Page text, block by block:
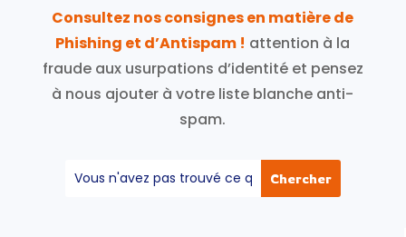
Consultez nos consignes en matière de
Phishing et d’Antispam ! attention à la
fraude aux usurpations d’identité et pensez
à nous ajouter à votre liste blanche anti-
spam.